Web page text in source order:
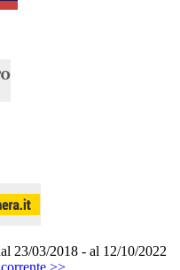
23/03/2018 - al 12/10/2022